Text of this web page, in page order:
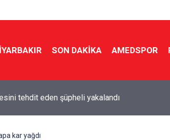
SON DAKIKA AMEDSPOR
tehdit eden şüpheli yakalandı
kar yağdı